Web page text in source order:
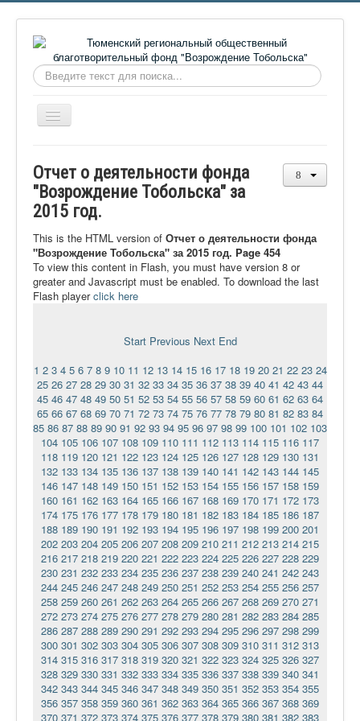
Искать...
Включить/
выключить
О фонде
Онлайн библиотека
Видеоматериалы
Контакты
Сайт проекта Достоевский
Отчет о деятельности фонда
"Возрождение Тобольска" за
2015 год.
This is the HTML version of Отчет о деятельности фонда
"Возрождение Тобольска" за 2015 год. Page 454
To view this content in Flash, you must have version 8 or
greater and Javascript must be enabled. To download the last
Flash playerclick here
Start Previous Next End
1 2 3 4 5 6 7 8 9 10 11 12 13 14 15 16 17 18 19 20 21 22 23 24
25 26 27 28 29 30 31 32 33 34 35 36 37 38 39 40 41 42 43 44
45 46 47 48 49 50 51 52 53 54 55 56 57 58 59 60 61 62 63 64
65 66 67 68 69 70 71 72 73 74 75 76 77 78 79 80 81 82 83 84
85 86 87 88 89 90 91 92 93 94 95 96 97 98 99 100 101 102 103
104 105 106 107 108 109 110 111 112 113 114 115 116 117
118 119 120 121 122 123 124 125 126 127 128 129 130 131
132 133 134 135 136 137 138 139 140 141 142 143 144 145
146 147 148 149 150 151 152 153 154 155 156 157 158 159
160 161 162 163 164 165 166 167 168 169 170 171 172 173
174 175 176 177 178 179 180 181 182 183 184 185 186 187
188 189 190 191 192 193 194 195 196 197 198 199 200 201
202 203 204 205 206 207 208 209 210 211 212 213 214 215
216 217 218 219 220 221 222 223 224 225 226 227 228 229
230 231 232 233 234 235 236 237 238 239 240 241 242 243
244 245 246 247 248 249 250 251 252 253 254 255 256 257
258 259 260 261 262 263 264 265 266 267 268 269 270 271
272 273 274 275 276 277 278 279 280 281 282 283 284 285
286 287 288 289 290 291 292 293 294 295 296 297 298 299
300 301 302 303 304 305 306 307 308 309 310 311 312 313
314 315 316 317 318 319 320 321 322 323 324 325 326 327
328 329 330 331 332 333 334 335 336 337 338 339 340 341
342 343 344 345 346 347 348 349 350 351 352 353 354 355
356 357 358 359 360 361 362 363 364 365 366 367 368 369
370 371 372 373 374 375 376 377 378 379 380 381 382 383